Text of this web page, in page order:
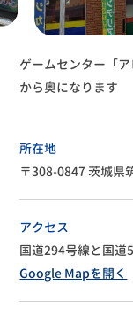
ゲームセンター「
から奥になります
入って左奥がハー
〒308-0847 茨城県
アクセス
国道294号線と国道
Google Mapを開く
営業時間